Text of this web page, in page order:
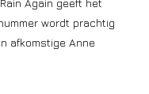
Again geeft het
wordt prachtig
afkomstige Anne